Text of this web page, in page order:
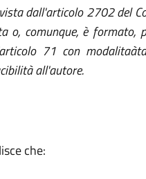
dall'articolo 2702 del
comunque, è formato,
71 con
all'autore.
che: